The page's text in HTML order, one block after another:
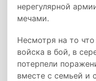
нерегулярной
мечами.
Несмотря на то
войска в бой, в
потерпели
вместе с семьей и